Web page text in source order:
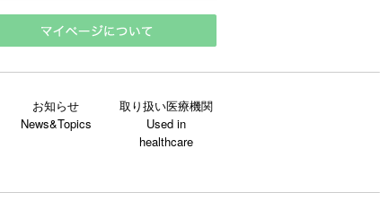
お知らせ 取り扱い医療機関